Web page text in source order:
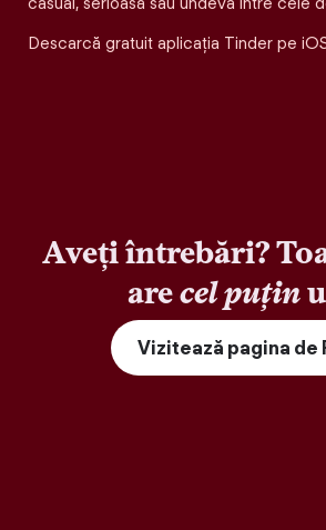
Descarcă gratuit aplicația Tinder pe
Aveți întrebări?
arecel puțin
Vizitează pagina de